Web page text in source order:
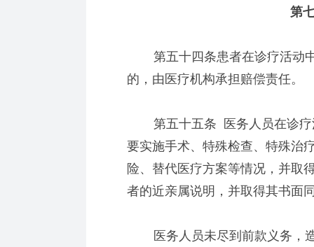
第七
第五十四条患者在诊疗活动中
的，由医疗机构承担赔偿责任。
第五十五条 医务人员在诊疗
要实施手术、特殊检查、特殊治
险、替代医疗方案等情况，并取
者的近亲属说明，并取得其书面
医务人员未尽到前款义务，造